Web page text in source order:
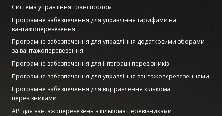
Система управління транспортом
Програмне забезпечення для управління тарифами на
вантажоперевезення
Програмне забезпечення для управління додатковими зборами
за вантажоперевезення
Програмне забезпечення для інтеграції перевізників
Програмне забезпечення для управління вантажоперевезеннями
Програмне забезпечення для відправлення кількома
перевізниками
API для вантажоперевезень з кількома перевізниками